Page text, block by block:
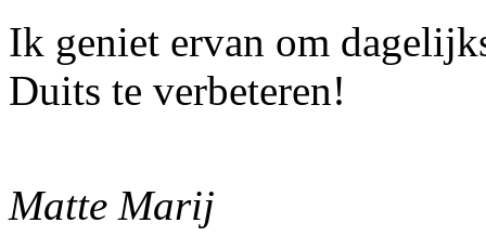
Ik geniet ervan om
Duits te verbeteren!
Matte Marij